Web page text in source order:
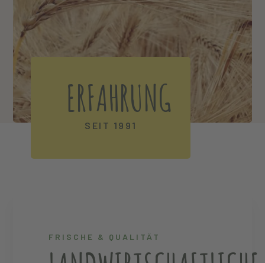
ERFAHRUNG
SEIT 1991
FRISCHE & QUALITÄT